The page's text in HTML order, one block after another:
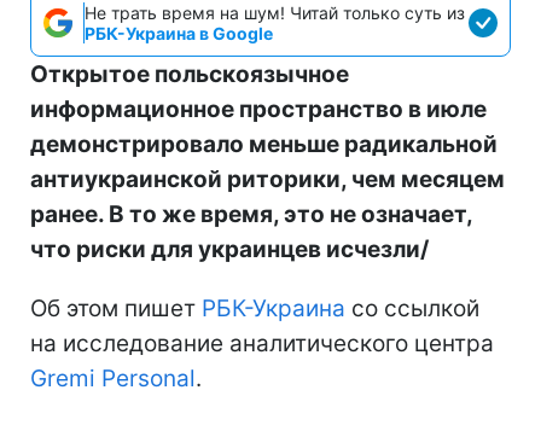
Не трать время на шум! Читай только суть из
РБК-Украина в Google
Открытое польскоязычное
информационное пространство в июле
демонстрировало меньше радикальной
антиукраинской риторики, чем месяцем
ранее. В то же время, это не означает,
что риски для украинцев исчезли/
Об этом пишет РБК-Украина со ссылкой
на исследование аналитического центра
Gremi Personal.